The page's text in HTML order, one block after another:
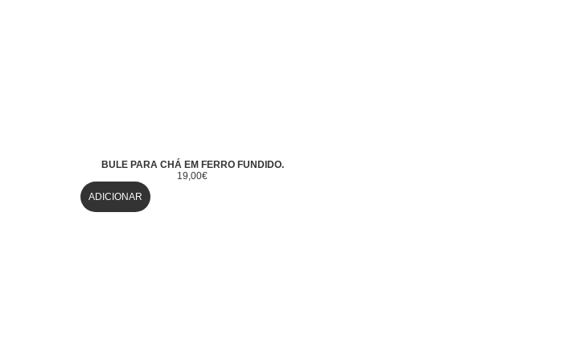
BULE PARA CHÁ EM FERRO FUNDIDO.
19,00€
ADICIONAR